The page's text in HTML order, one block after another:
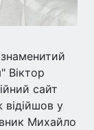
Віктор
сайт
у
Михайло